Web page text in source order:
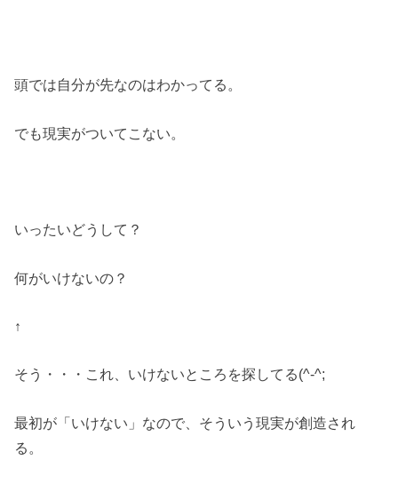
頭では自分が先なのはわかってる。
でも現実がついてこない。
いったいどうして？
何がいけないの？
↑
そう・・・これ、いけないところを探してる(^-^;
最初が「いけない」なので、そういう現実が創造され
る。